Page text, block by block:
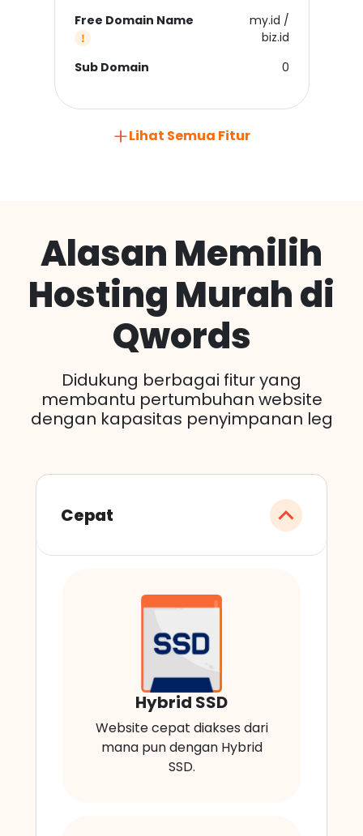
Free Domain Name
my.id /
biz.id
Sub Domain
0
Lihat Semua Fitur
Alasan Memilih
Hosting Murah di
Qwords
Didukung berbagai fitur yang
membantu pertumbuhan website
dengan kapasitas penyimpanan leg
Cepat
Hybrid SSD
Website cepat diakses dari
mana pun dengan Hybrid
SSD.